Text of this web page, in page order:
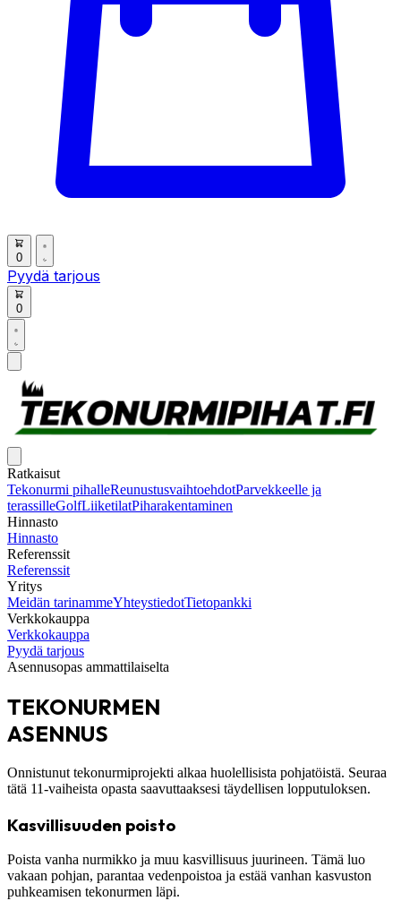
0
Pyydä tarjous
0
Ratkaisut
Tekonurmi pihalleReunustusvaihtoehdotParvekkeelle ja
terassilleGolfLiiketilatPiharakentaminen
Hinnasto
Hinnasto
Referenssit
Referenssit
Yritys
Meidän tarinammeYhteystiedotTietopankki
Verkkokauppa
Verkkokauppa
Pyydä tarjous
Asennusopas ammattilaiselta
TEKONURMEN
ASENNUS
Onnistunut tekonurmiprojekti alkaa huolellisista pohjatöistä. Seuraa
tätä 11-vaiheista opasta saavuttaaksesi täydellisen lopputuloksen.
Kasvillisuuden poisto
Poista vanha nurmikko ja muu kasvillisuus juurineen. Tämä luo
vakaan pohjan, parantaa vedenpoistoa ja estää vanhan kasvuston
puhkeamisen tekonurmen läpi.